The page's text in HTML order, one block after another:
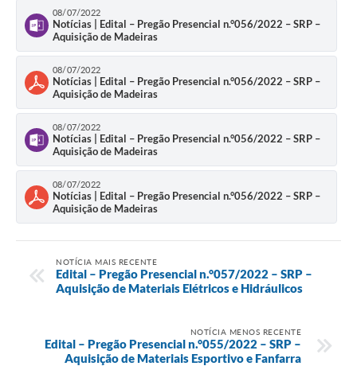
08/07/2022
Notícias | Edital – Pregão Presencial n.°056/2022 – SRP –
Aquisição de Madeiras
08/07/2022
Notícias | Edital – Pregão Presencial n.°056/2022 – SRP –
Aquisição de Madeiras
08/07/2022
Notícias | Edital – Pregão Presencial n.°056/2022 – SRP –
Aquisição de Madeiras
08/07/2022
Notícias | Edital – Pregão Presencial n.°056/2022 – SRP –
Aquisição de Madeiras
NOTÍCIA MAIS RECENTE
Edital – Pregão Presencial n.°057/2022 – SRP –
Aquisição de Materiais Elétricos e Hidráulicos
NOTÍCIA MENOS RECENTE
Edital – Pregão Presencial n.°055/2022 – SRP –
Aquisição de Materiais Esportivo e Fanfarra